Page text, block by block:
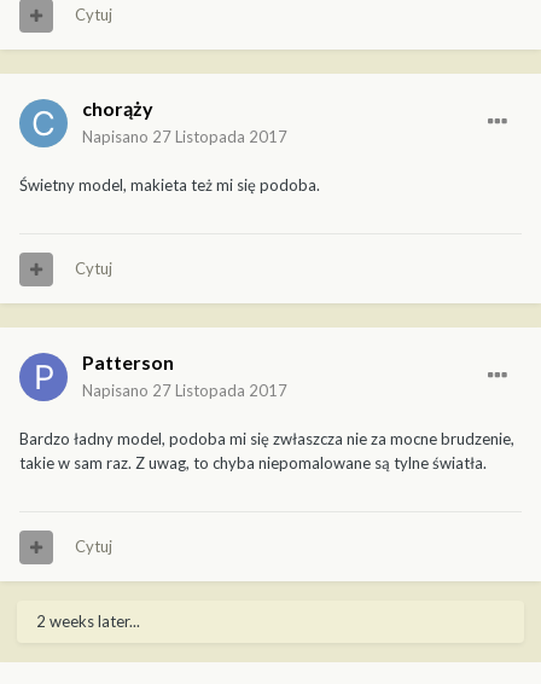
Cytuj
chorąży
Napisano 27 Listopada 2017
Świetny model, makieta też mi się podoba.
Cytuj
Patterson
Napisano 27 Listopada 2017
Bardzo ładny model, podoba mi się zwłaszcza nie za mocne brudzenie,
takie w sam raz. Z uwag, to chyba niepomalowane są tylne światła.
Cytuj
2 weeks later...